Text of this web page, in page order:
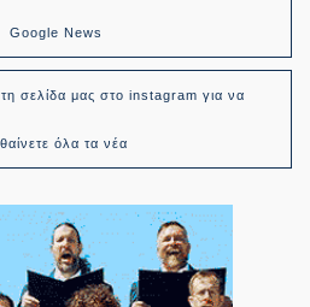
Google News
σελίδα μας στο instagram για να
όλα τα νέα